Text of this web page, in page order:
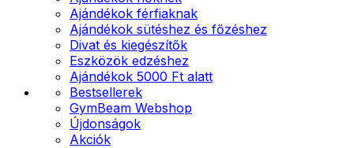
Ajándékok férfiaknak
Ajándékok sütéshez és főzéshez
Divat és kiegészítők
Eszközök edzéshez
Ajándékok 5000 Ft alatt
Bestsellerek
GymBeam Webshop
Újdonságok
Akciók